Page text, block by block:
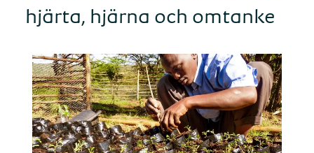
hjärta, hjärna och omtanke